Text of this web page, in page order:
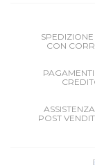
CON
POST